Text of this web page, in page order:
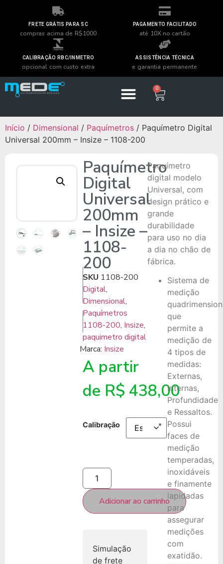
FRETE GRÁTIS PARA SC
compras acima de R$1000
PAGAMENTO FACILITADO
até 10X no cartão
CALIBRAÇÃO RBC/INMETRO
opcional com custo extra
ASSISTÊNCIA TÉCNICA
e garantia permanente
0
Início / Dimensional / Paquímetros / Paquímetro Digital
Universal 200mm – Insize – 1108-200
Paquímetro
Digital
Universal
200mm
– Insize –
1108-
200
SKU 1108-200
Digital,
Dimensional,
Paquímetros
1108-200, Insize,
paquimetro digital
Marca: Insize
A partir
de R$ 438,00
Calibração
Adicionar ao carrinho
Simulação
de frete
Paquímetro
digital modelo
Universal, com
design prático e
grande
durabilidade
para uso no dia
a dia no chão de
fábrica.
Sistema de
medição
que
permite a
medição de
4 tipos de
medidas:
Externas,
Internas,
Profundidade
e Ressaltos.
Possui
faces de
medição
temperadas,
inoxidáveis
e finamente
lapidadas
para
assegurar
medições
com
exatidão.